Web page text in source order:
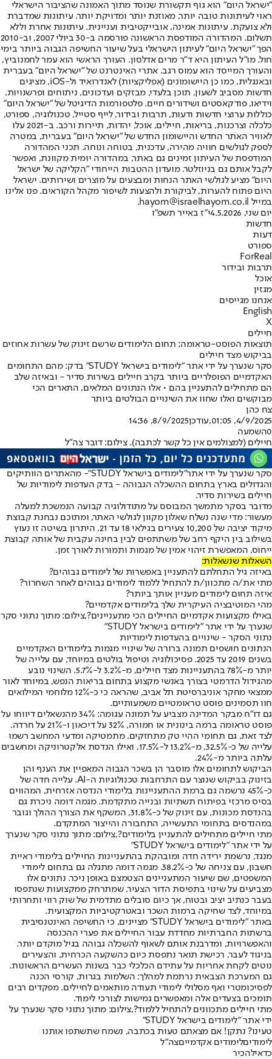
"ישראל היום" הוא גוף תקשורת שנוסד מתוך האמונה שהציבור הישראלי
ראוי לעיתונות טובה יותר, מאוזנת יותר ומדויקת יותר. עיתונות שמדברת
ולא צועקת. עיתונות אמינה, אובייקטיבית ועניינית. עיתונות אחרת וללא
תשלום. המהדורה המודפסת הראשונה פורסמה ב-30 ביולי 2007, וב-2010
הפך "ישראל היום" לעיתון הישראלי בעל שיעור החשיפה הגבוה ביותר בימי
חול. מו"ל העיתון היא ד"ר מרים אדלסון. העורך הראשי הוא עמר לחמנוביץ,
והעורך המייסד הוא עמוס רגב. אתרי האינטרנט של "ישראל היום" בעברית
ובאנגלית, כמו כן היישומונים (אפליקציות) לאנדרואיד ול-iOS, מציגים
חדשות מסביב לשעון, תוכן בלעדי, מבזקים ועדכונים, ניתוחים ופרשנויות,
וידיאו, פודקאסטים ושידורים חיים. פלטפורמות הדיגיטל של "ישראל היום"
כוללות ערוצי חדשות ודעות, תרבות ובידור, לייף סטייל, טכנולוגיה, ספורט,
כלכלה וצרכנות, בריאות, חיילים, אוכל, יהדות, תיירות ורכב. ב-2021 עלו
לאוויר האתר החדש והיישומון החדש של "ישראל היום" בעברית, במטרה
לספק לגולשים חוויה מהירה, עדכנית, בטוחה ונוחה. תכני המהדורה
המודפסת של העיתון זמינים גם באתר, במהדורה יומית מקוונת, ואפשר
לקבל אותם גם בניוזלטר. מועדון ההטבות הייחודי "הקליקה של ישראל
היום" מציע לגולשי האתר הנחות ומבצעים על מוצרים ושירותים. ישראל
היום פתוח להערות, לביקורת ולהצעות לשיפור מקהל הקוראים. פנו אלינו
במייל hayom@israelhayom.co.il.
יום שני, 4.5.2026
י"ז באייר תשפ"ו
חדשות
דעות
ספורט
ForReal
תרבות ובידור
אוכל
מגזין
אנחנו מגייסים
English
X
חיילים
תוצאות הפוסט-טראומה: תחום הלימודים שרשם זינוק של עשרות אחוזים
בביקוש מצד חיילים
סקר שנערך על ידי אתר "לימודים בישראל STUDY" בדק: מהם התחומים
האקדמיים הפופלריים ביותר בקרב חיילים בשירות סדיר - ובאיזה שלב
הם מתחילים להתעניין בהם • אלו הנתונים המלאים, התארים הכי
מבוקשים ואלו שחוו את השינויים הבולטים ביותר
צח כהן
4/9/2025, 01:05
,עודכן8/9/2025, 14:36
0השמעה
חיילים (למצולמים אין כל קשר לכתבה). צילום: דובר צה"ל
סקר שנערך על ידי אתר"לימודים בישראל STUDY "- מהאתרים הוותיקים
והגדולים בארץ בתחום ההשכלה הגבוהה - בדק העדפות לימודיות של
חיילים בשירות סדיר.
מדובר בסקר מתמשך המבוסס על מתודולוגיה קבועה הנמשכת למעלה
מעשור: מדי שנה נשלח שאלון מקוון לגולשי האתר, ומתוכם נבחנת קבוצת
מיקוד יציבה של 10,200 צעירים בגילאי 18 עד 21. היתרון בשיטה זו נעוץ
בשילוב בין היקף רחב של משתתפים לבין בחינה עקבית של אותה קבוצת
ייחוס, המאפשרת זיהוי אמין של מגמות ותמורות לאורך זמן.
השאלות שנשאלות:
באיזה גיל התחלתם להתעניין באפשרות של לימודים גבוהים?
מתי את/ה מתכוון/ת להתחיל ללמוד לימודים גבוהים לאחר השחרור?
איזה תחום לימודים מעניין אותך ביותר?
מהי המוטיבציה העיקרית שלך בלימודים אקדמיים?
באילו מקצועות אקדמיים החיילים הכי מתעניינים?,צילום: מתוך נתוני סקר
שנערך על ידי אתר "לימודים בישראל STUDY"
נתוני הסקר - שינויים בהעדפות לימודיות
הנתונים חושפים תמונה ברורה של שינויי מגמות בלימודים האקדמיים
בשנים 2019 עד 2025. פסיכולוגיה וטיפול בולטים במיוחד, עם עלייה של
יותר מ-78% בהתעניינות מצד חיילים, מ-3.2% ל-5.7%. השינוי נובע
מהגידול הדרמטי בצורך באנשי מקצוע בתחום בריאות הנפש, במיוחד לאור
ממצאי מחקר אוניברסיטת תל אביב, שהראה כי כ-12% מלוחמי המילואים
חוו תסמינים פוסט טראומטיים משמעותיים.
גם דו"ח מבקר המדינה מצביע על תמונה עגומה: 34% מהנשאלים דיווחו על
פוסט טראומה ברמה בינונית או חמורה, 32% על דיכאון ו-21% על חרדה.
לצד זאת, גם תחומי ההיי טק מתחזקים. מתמטיקה ומדעי המחשב רשמו
עלייה של כ-32.5%, מ-13.2% ל-17.5%, ואילו הנדסת אלקטרוניקה ומחשבים
עלתה ביותר מ-24%.
הביקוש לתחומים אלו מוסבר הן בשכר הגבוה המאפיין את הענף והן
בזינוק בביקוש שנוצר עם התרחבות טכנולוגיות ה-AI. עלייה חדה של
כ-45% נרשמה גם ברמת ההתעניינות בלימודי הנדסה אזרחית, המהווים
בסיס מרכזי בפיתוח תשתיות ובנייה מתקדמת. מגמה דומה ניכרת גם
בהנדסת מכונות, עם זינוק של כ-31.8%, המשקף את הצורך ההולך וגובר
במהנדסים בתחומי התעשייה, התחבורה והייצור המתקדם.
מתי חיילים מתחילים להתעניין בלימודים?,צילום: מתוך נתוני סקר שנערך
על ידי אתר "לימודים בישראל STUDY"
מנגד, נרשמת ירידה חדה ומובהקת בהתעניינות החיילים בלימודי ראיית
חשבון, עם צניחה של כ-38.2%. מגמה דומה מתגלה גם בתחום לימודי
המשפטים, שם שיעור המתעניינים הצטמצם באופן ניכר. נתונים אלו
מצביעים על שינוי בתפיסת הדור הצעיר, שמתרחק ממקצועות שנתפסו
בעבר כנתיב יציב ובטוח, אך כיום סובלים מתדמית של שוק רווי ותחרותי
במיוחד, לצד שחיקה ברמות השכר ובאטרקטיביות המקצועית.
באתר "לימודים בישראל STUDY" מציינים, כי החשיפה האינטנסיבית
ברשתות החברתיות מחדדת עבור החיילים את פערי ההכנסה
והאפשרויות, ומדרבנת אותם לשאוף להשכלה גבוהה בגיל מוקדם יותר.
בניגוד לעבר, רכישת תואר נתפסת כיום כהשקעה הכרחית, והצעירים
נוטים לקחת אחריות על עתידם הכלכלי כבר בשנות העשרים הראשונות.
גם המערכת הצבאית נרתמת למהלך: השלמות בגרות, קורסי הכנה
לפסיכומטרי ואף מסלולי לימודי תעודה מותאמים לחיילים. מפקדים רבים
תומכים בצעדים אלה ומאפשרים גמישות לצורכי לימוד.
מתי חיילים מתכוונים להתחיל ללמוד?,צילום: מתוך נתוני סקר שנערך על
ידי אתר "לימודים בישראל STUDY"
טעינו? נתקן! אם מצאתם טעות בכתבה, נשמח שתשתפו אותנו
לימודיםלימודים אקדמייםצה"ל
כדאילהכיר